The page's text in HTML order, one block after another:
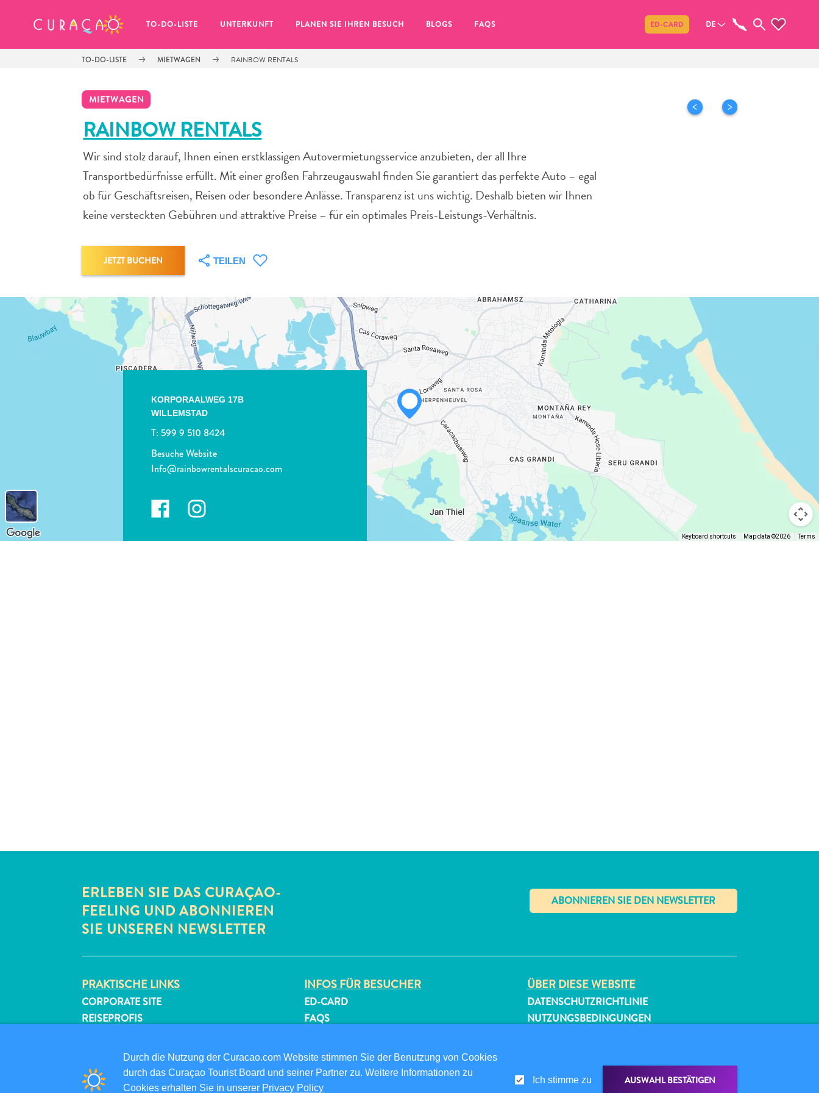
TO-DO-LISTE UNTERKUNFT PLANEN SIE IHREN BESUCH BLOGS FAQS ED-CARD DE
TO-DO-LISTE MIETWAGEN RAINBOW RENTALS
MIETWAGEN
RAINBOW RENTALS
Wir sind stolz darauf, Ihnen einen erstklassigen Autovermietungsservice anzubieten, der all Ihre
Transportbedürfnisse erfüllt. Mit einer großen Fahrzeugauswahl finden Sie garantiert das perfekte Auto – egal
ob für Geschäftsreisen, Reisen oder besondere Anlässe. Transparenz ist uns wichtig. Deshalb bieten wir Ihnen
keine versteckten Gebühren und attraktive Preise – für ein optimales Preis-Leistungs-Verhältnis.
JETZT BUCHEN TEILEN
KORPORAALWEG 17B
WILLEMSTAD
T: 599 9 510 8424
Besuche Website
Info@rainbowrentalscuracao.com
Keyboard shortcuts Map data ©2026 Terms
ERLEBEN SIE DAS CURAÇAO-
FEELING UND ABONNIEREN
SIE UNSEREN NEWSLETTER
✕
PRAKTISCHE LINKS
CORPORATE SITE
REISEPROFIS
IHR EVENT EINREICHEN
INFOS FÜR BESUCHER
ED-CARD
FAQS
EVENTS
ONLINE-BROSCHÜRE
ÜBER DIESE WEBSITE
DATENSCHUTZRICHTLINIE
NUTZUNGSBEDINGUNGEN
Durch die Nutzung der Curacao.com Website stimmen Sie der Benutzung von Cookies
durch das Curaçao Tourist Board und seiner Partner zu. Weitere Informationen zu
Cookies erhalten Sie in unserer Privacy Policy
Ich stimme zu AUSWAHL BESTÄTIGEN
MEINE FAVORITEN Teilen
Es schaut so aus, als ob Sie noch
gespeichert haben.
Wenn Sie etwas für später speichern möchten, klicken Sie auf das